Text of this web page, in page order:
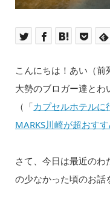
こんにちは！あい（前
大勢のブロガー達とわ
（「カプセルホテルに
MARKS川崎が超おす
さて、今日は最近の
の少なかった頃のお話